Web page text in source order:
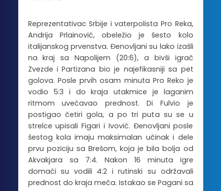
Reprezentativac Srbije i vaterpolista Pro Reka,
Andrija Prlainović, obeležio je šesto kolo
italijanskog prvenstva. Đenovljani su lako izašli
na kraj sa Napolijem (20:6), a bivši igrač
Zvezde i Partizana bio je najefikasniji sa pet
golova. Posle prvih osam minuta Pro Reko je
vodio 5:3 i do kraja utakmice je laganim
ritmom uvećavao prednost. Di Fulvio je
postigao četiri gola, a po tri puta su se u
strelce upisali Figari i Ivović. Đenovljani posle
šestog kola imaju maksimalan učinak i dele
prvu poziciju sa Brešom, koja je bila bolja od
Akvakjara sa 7:4. Nakon 16 minuta igre
domaći su vodili 4:2 i rutinski su održavali
prednost do kraja meča. Istakao se Pagani sa